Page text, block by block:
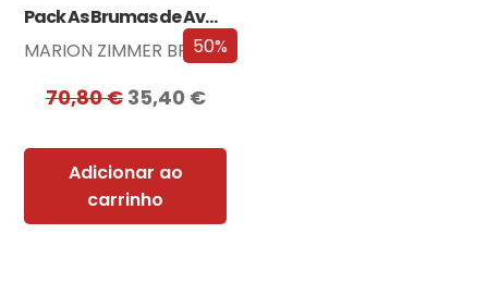
50%
Pack As Brumas de Avalon
MARION ZIMMER BRADLEY
70,80€ 35,40 €
Adicionar ao
carrinho